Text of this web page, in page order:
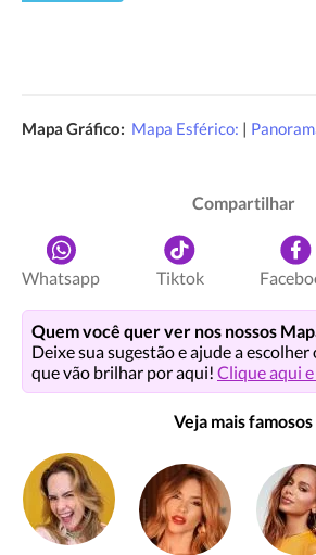
Mapa Gráfico: Mapa Esférico: |
Compartilhar
Whatsapp Tiktok
Quem você quer ver nos nossos
Deixe sua sugestão e ajude a
que vão brilhar por aqui! Clique aqui
Veja mais famosos